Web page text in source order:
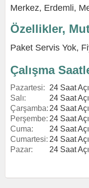
Merkez, Erdemli,
Özellikler,
Paket Servis Yok,
Çalışma
Pazartesi:
24 Saat
Salı:
24 Saat
Çarşamba: 24 Saat
Perşembe: 24 Saat
Cuma:
24 Saat
Cumartesi: 24 Saat
Pazar:
24 Saat